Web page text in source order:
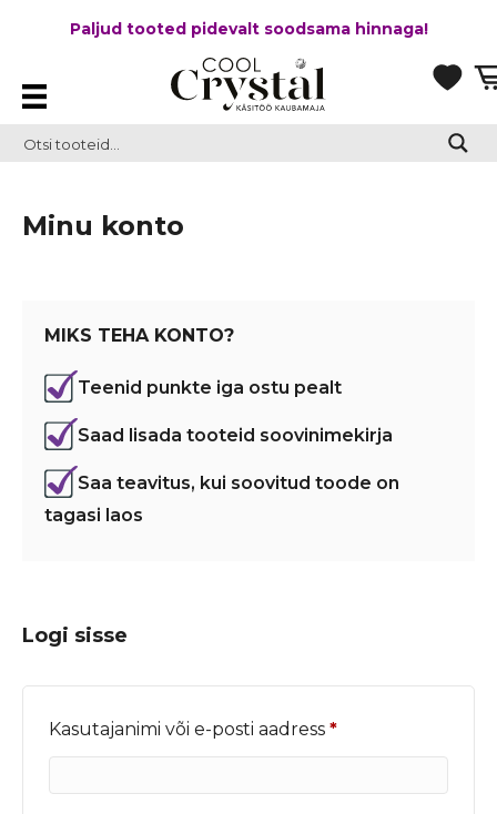
Paljud tooted pidevalt soodsama hinnaga!
Minu konto
MIKS TEHA KONTO?
Teenid punkte iga ostu pealt
Saad lisada tooteid soovinimekirja
Saa teavitus, kui soovitud toode on
tagasi laos
Logi sisse
Kasutajanimi või e-posti aadress *Nõutud